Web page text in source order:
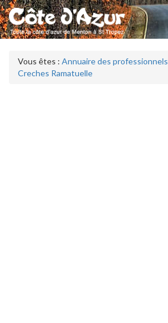
Vous êtes : Annuaire des professionnels
Creches Ramatuelle